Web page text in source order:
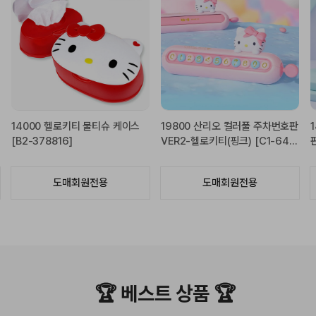
오 컬러풀 주차번호판
키티(핑크) [C1-644
매회원전용
14500 산리오 컬러풀 주차번호
판-헬로키티 [C1-644101]
도매회원전용
25000 산리
향제 VER3-
🏆 베스트 상품 🏆